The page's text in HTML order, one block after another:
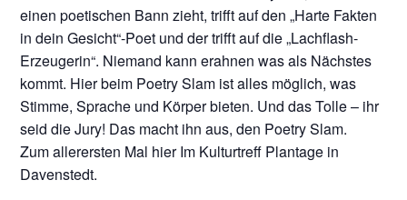
einen poetischen Bann zieht, trifft auf den „Harte Fakten
in dein Gesicht“-Poet und der trifft auf die „Lachflash-
Erzeugerin“. Niemand kann erahnen was als Nächstes
kommt. Hier beim Poetry Slam ist alles möglich, was
Stimme, Sprache und Körper bieten. Und das Tolle – ihr
seid die Jury! Das macht ihn aus, den Poetry Slam.
Zum allerersten Mal hier Im Kulturtreff Plantage in
Davenstedt.